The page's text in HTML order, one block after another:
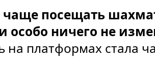
чаще посещать
особо ничего не
на платформах стала